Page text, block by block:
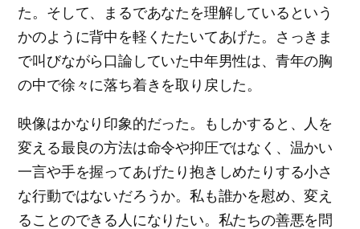
た。そして、まるであなたを理解しているという
かのように背中を軽くたたいてあげた。さっきま
で叫びながら口論していた中年男性は、青年の胸
の中で徐々に落ち着きを取り戻した。
映像はかなり印象的だった。もしかすると、人を
変える最良の方法は命令や抑圧ではなく、温かい
一言や手を握ってあげたり抱きしめたりする小さ
な行動ではないだろうか。私も誰かを慰め、変え
ることのできる人になりたい。私たちの善悪を問